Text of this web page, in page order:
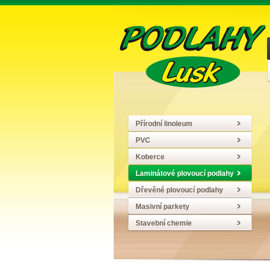
Přírodní linoleum
PVC
Koberce
Laminátové plovoucí podlahy
Dřevěné plovoucí podlahy
Masivní parkety
Stavební chemie